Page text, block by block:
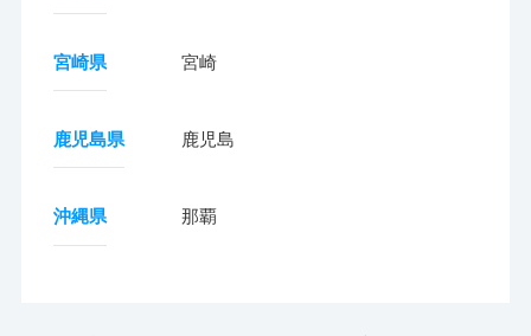
宮崎県 宮崎
鹿児島県 鹿児島
沖縄県 那覇